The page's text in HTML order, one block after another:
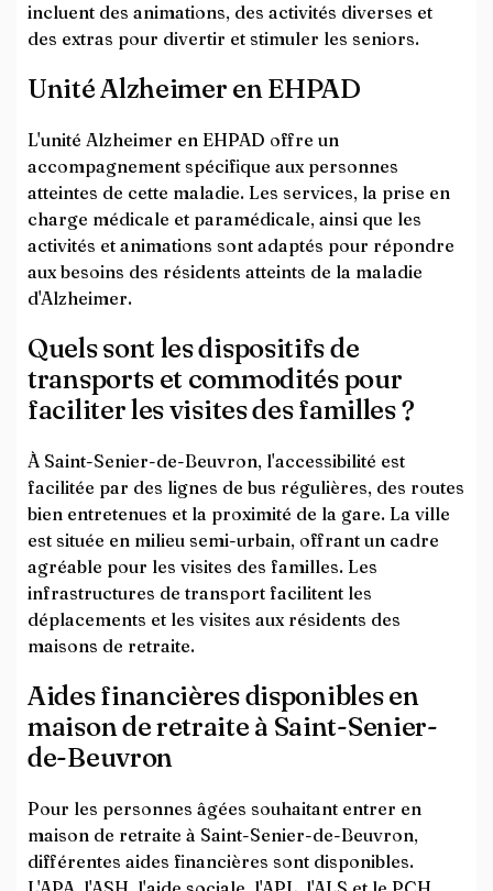
incluent des animations, des activités diverses et
des extras pour divertir et stimuler les seniors.
Unité Alzheimer en EHPAD
L'unité Alzheimer en EHPAD offre un
accompagnement spécifique aux personnes
atteintes de cette maladie. Les services, la prise en
charge médicale et paramédicale, ainsi que les
activités et animations sont adaptés pour répondre
aux besoins des résidents atteints de la maladie
d'Alzheimer.
Quels sont les dispositifs de
transports et commodités pour
faciliter les visites des familles ?
À Saint-Senier-de-Beuvron, l'accessibilité est
facilitée par des lignes de bus régulières, des routes
bien entretenues et la proximité de la gare. La ville
est située en milieu semi-urbain, offrant un cadre
agréable pour les visites des familles. Les
infrastructures de transport facilitent les
déplacements et les visites aux résidents des
maisons de retraite.
Aides financières disponibles en
maison de retraite à Saint-Senier-
de-Beuvron
Pour les personnes âgées souhaitant entrer en
maison de retraite à Saint-Senier-de-Beuvron,
différentes aides financières sont disponibles.